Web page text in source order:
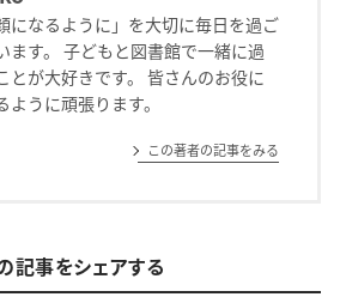
になるように」を大切に毎日を過ご
ます。 子どもと図書館で一緒に過
とが大好きです。 皆さんのお役に
ように頑張ります。
この著者の記事をみる
記事をシェアする